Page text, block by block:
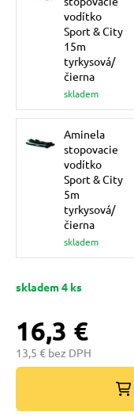
podložky
vodítko
Sport & City
15m
tyrkysová/
čierna
skladem
Aminela
stopovacie
vodítko
Sport & City
5m
tyrkysová/
čierna
skladem
skladem 4 ks
16,3 €
13,5 € bez DPH